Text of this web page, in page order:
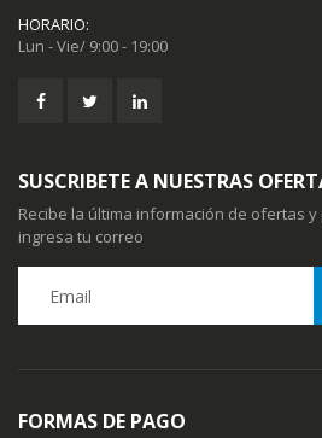
HORARIO:
Lun - Vie/ 9:00 - 19:00
SUSCRIBETE A NUESTRAS
Recibe la última información de ofertas
ingresa tu correo
FORMAS DE PAGO